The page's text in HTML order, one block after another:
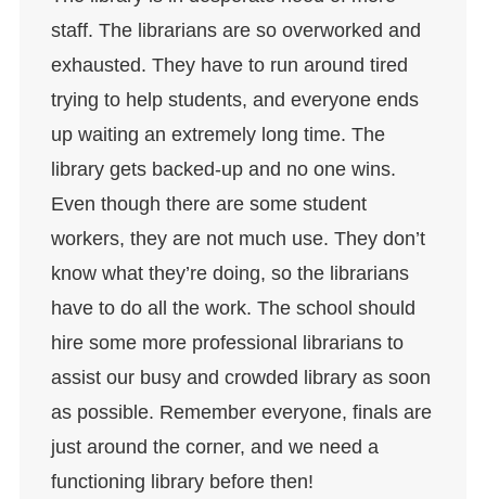
staff. The librarians are so overworked and
exhausted. They have to run around tired
trying to help students, and everyone ends
up waiting an extremely long time. The
library gets backed-up and no one wins.
Even though there are some student
workers, they are not much use. They don’t
know what they’re doing, so the librarians
have to do all the work. The school should
hire some more professional librarians to
assist our busy and crowded library as soon
as possible. Remember everyone, finals are
just around the corner, and we need a
functioning library before then!